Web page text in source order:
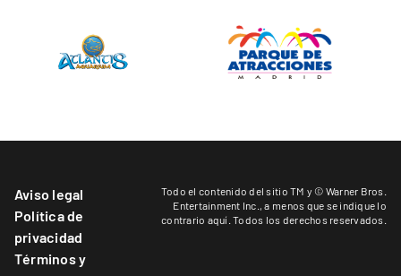
Aviso legal
Política de
privacidad
Términos y
Todo el contenido del sitio TM y © Warner Bros.
Entertainment Inc.,a menos que se indique lo
contrario aquí . Todos los derechos reservados.